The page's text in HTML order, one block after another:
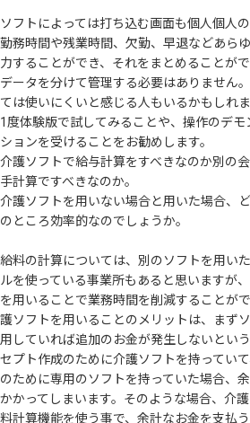
ソフトによっては打ち込む画面も個人個人の
勤務時間や残業時間、欠勤、早退などあら
力することができ、それをまとめることがで
データを分けて管理する必要はありません
ては使いにくいと感じる人もいるかもしれま
1度体験版で試してみることや、操作のデモ
ションを受けることをお勧めします。
介護ソフトで給与計算をすべきなのか別の
手計算ですべきなのか。
介護ソフトを用いない場合と用いた場合、
のところ効率的なのでしょうか。
給料の計算については、別のソフトを用い
ルを使っている事業所もあると思いますが
を用いることで業務時間を削減することが
護ソフトを用いることのメリットは、まず
用していれば追加のお金が発生しないとい
セプト作成のために介護ソフトを持ってい
のために専用のソフトを持っていた場合、
かかってしまいます。そのような場合、介
料計算機能を使う事で、余計なお金を支払